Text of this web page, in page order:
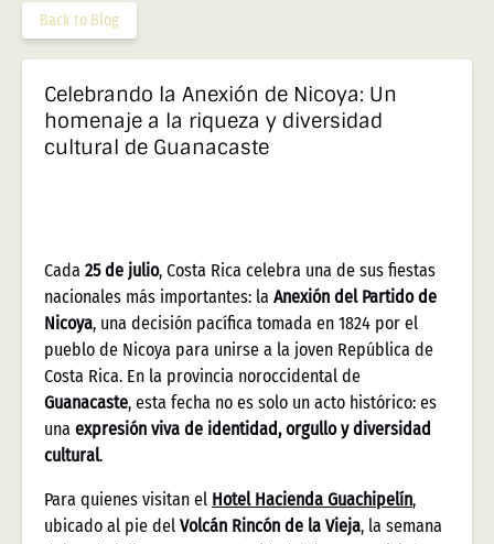
Back to Blog
Celebrando la Anexión de Nicoya: Un
homenaje a la riqueza y diversidad
cultural de Guanacaste
Cada 25 de julio, Costa Rica celebra una de sus fiestas
nacionales más importantes: la Anexión del Partido de
Nicoya, una decisión pacífica tomada en 1824 por el
pueblo de Nicoya para unirse a la joven República de
Costa Rica. En la provincia noroccidental de
Guanacaste, esta fecha no es solo un acto histórico: es
una expresión viva de identidad, orgullo y diversidad
cultural.
Para quienes visitan el Hotel Hacienda Guachipelín,
ubicado al pie del Volcán Rincón de la Vieja, la semana